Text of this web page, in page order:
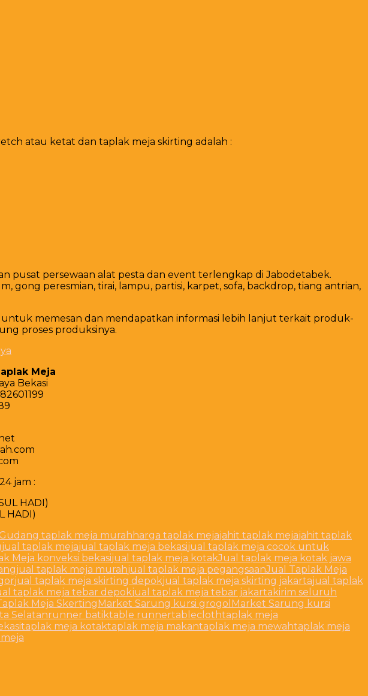
atau ketat dan taplak meja skirting adalah :
pusat persewaan alat pesta dan event terlengkap di Jabodetabek.
gong peresmian, tirai, lampu, partisi, karpet, sofa, backdrop, tiang antrian,
memesan dan mendapatkan informasi lebih lanjut terkait produk-
proses produksinya.
Meja
Bekasi
jam :
HADI)
HADI)
Gudang taplak meja murah harga taplak mejajahit taplak mejajahit taplak
jual taplak mejajual taplak meja bekasijual taplak meja cocok untuk
Meja konveksi bekasijual taplak meja kotakJual taplak meja kotak jawa
jual taplak meja murahjual taplak meja pegangsaanJual Taplak Meja
jual taplak meja skirting depokjual taplak meja skirting jakartajual taplak
taplak meja tebar depokjual taplak meja tebar jakarta kirim seluruh
Meja SkertingMarket Sarung kursi grogol Market Sarung kursi
Selatanrunner batiktable runnertableclothtaplak meja
taplak meja kotaktaplak meja makantaplak meja mewahtaplak meja